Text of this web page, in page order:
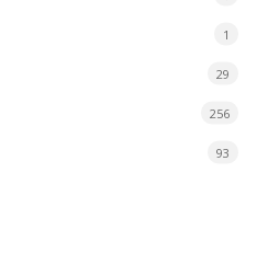
1
29
256
93